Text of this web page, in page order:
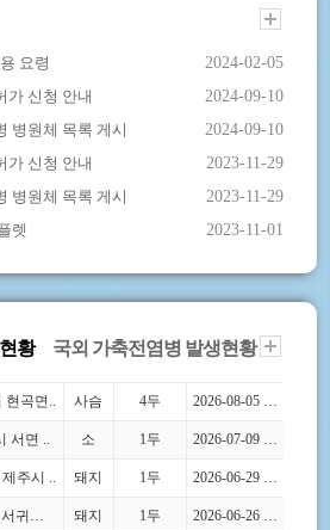
요령
2024-02-05
가 신청 안내
2024-09-10
병원체 목록 게시
2024-09-10
가 신청 안내
2023-11-29
병원체 목록 게시
2023-11-29
렛
2023-11-01
황
가축전염병 발생현황
현곡면.. 사슴 4두 2026-08-05 (2026-08-05)
서면 .. 소 1두 2026-07-09 (2026-07-09)
주시 .. 돼지 1두 2026-06-29 (2026-06-29)
제주특별자치도 서귀포시.. 돼지 1두 2026-06-26 (2026-06-26)
국외 가축전염병 발생현황